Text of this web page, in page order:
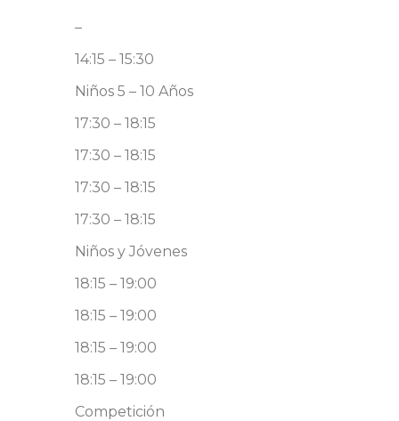
–
14:15 – 15:30
Niños 5 – 10 Años
17:30 – 18:15
17:30 – 18:15
17:30 – 18:15
17:30 – 18:15
Niños y Jóvenes
18:15 – 19:00
18:15 – 19:00
18:15 – 19:00
18:15 – 19:00
Competición